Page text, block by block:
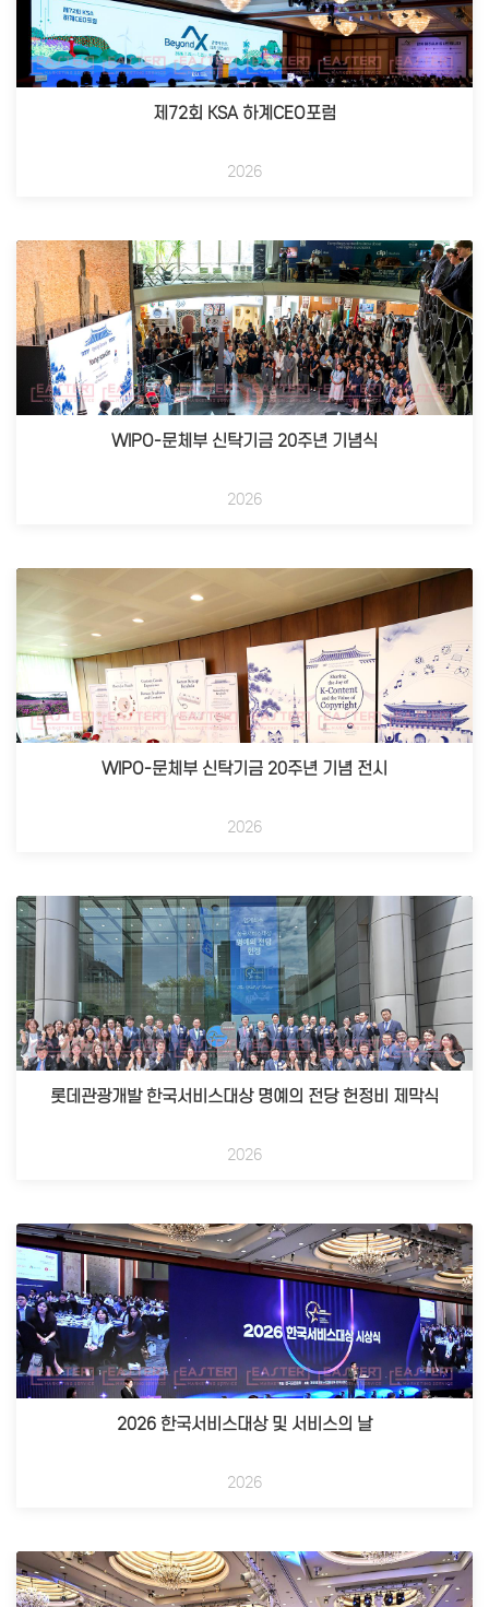
제72회 KSA 하계CEO포럼
2026
WIPO-문체부 신탁기금 20주년 기념식
2026
WIPO-문체부 신탁기금 20주년 기념 전시
2026
롯데관광개발 한국서비스대상 명예의 전당 헌정비 제막식
2026
2026 한국서비스대상 및 서비스의 날
2026